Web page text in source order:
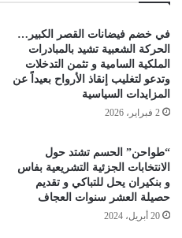
في خضم فيضانات القصر الكبير…
الحركة الشعبية تشيد بالمبادرات
الملكية السامية و تثمن التدخلات
وتدعو لتغليب إنقاذ الأرواح بعيداً عن
المزايدات السياسية
2 فبراير، 2026
“طواحن” الحسم تشتد حول
الانتخابات الجزئية التشريعية بفاس
و بنكيران يحل للتباكي و تقديم
حصيلة العشر سنوات العجاف
20 أبريل، 2024